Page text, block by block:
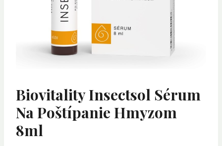
Biovitality Insectsol Sérum
Na Poštípanie Hmyzom
8ml